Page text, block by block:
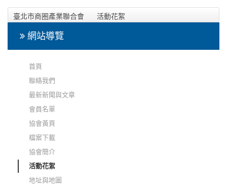
臺北市商圈產業聯合會
活動花絮
2010台灣東部(台東花蓮地區)島嶼型咖啡品賞分享會
網站導覽
首頁
聯絡我們
最新新聞與文章
會員名單
協會黃頁
檔案下載
協會簡介
活動花絮
地址與地圖